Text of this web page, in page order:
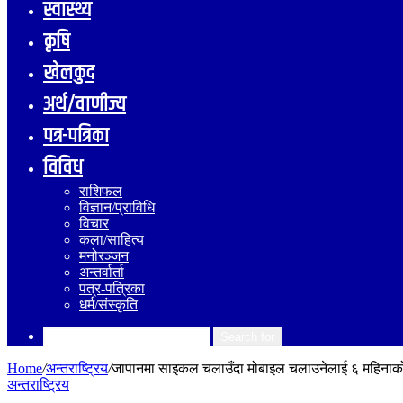
स्वास्थ्य
कृषि
खेलकुद
अर्थ/वाणीज्य
पत्र-पत्रिका
विविध
राशिफल
विज्ञान/प्राविधि
विचार
कला/साहित्य
मनोरञ्जन
अन्तर्वार्ता
पत्र-पत्रिका
धर्म/संस्कृति
Home/अन्तराष्ट्रिय/जापानमा साइकल चलाउँदा मोबाइल चलाउनेलाई ६
अन्तराष्ट्रिय